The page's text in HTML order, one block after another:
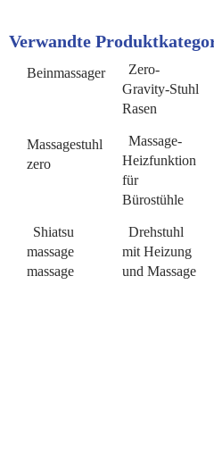
Verwandte
Beinmassager
Zero-
Gravity-Stuhl
Rasen
Massagestuhl
zero
Massage-
Heizfunktion
für
Bürostühle
Shiatsu
massage
massage
Drehstuhl
mit Heizung
und Massage